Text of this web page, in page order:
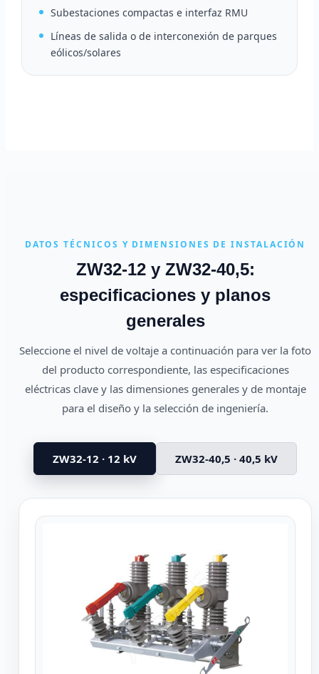
Subestaciones compactas e interfaz RMU
Líneas de salida o de interconexión de parques
eólicos/solares
DATOS TÉCNICOS Y DIMENSIONES DE INSTALACIÓN
ZW32-12 y ZW32-40,5:
especificaciones y planos
generales
Seleccione el nivel de voltaje a continuación para ver la foto
del producto correspondiente, las especificaciones
eléctricas clave y las dimensiones generales y de montaje
para el diseño y la selección de ingeniería.
ZW32-12 · 12 kV ZW32-40,5 · 40,5 kV